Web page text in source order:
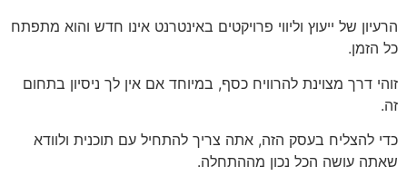
הרעיון של ייעוץ וליווי פרויקטים באינטרנט אינו חדש והוא מתפתח
כל הזמן.
זוהי דרך מצוינת להרוויח כסף, במיוחד אם אין לך ניסיון בתחום
זה.
כדי להצליח בעסק הזה, אתה צריך להתחיל עם תוכנית ולוודא
שאתה עושה הכל נכון מההתחלה.